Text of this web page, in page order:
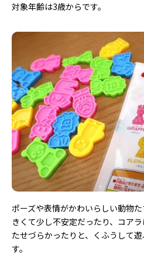
対象年齢は3歳からです。
ポーズや表情がかわいらしい動物
きくて少し不安定だったり、コア
たせづらかったりと、くふうして
す。